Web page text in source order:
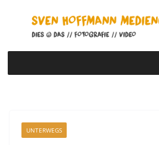
springen
UNTERWEGS